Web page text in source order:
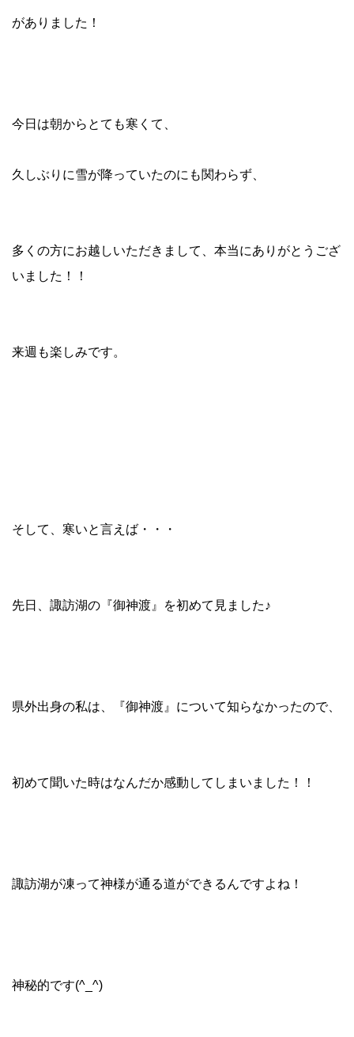
がありました！
今日は朝からとても寒くて、
久しぶりに雪が降っていたのにも関わらず、
多くの方にお越しいただきまして、本当にありがとうござ
いました！！
来週も楽しみです。
そして、寒いと言えば・・・
先日、諏訪湖の『御神渡』を初めて見ました♪
県外出身の私は、『御神渡』について知らなかったので、
初めて聞いた時はなんだか感動してしまいました！！
諏訪湖が凍って神様が通る道ができるんですよね！
神秘的です(^_^)